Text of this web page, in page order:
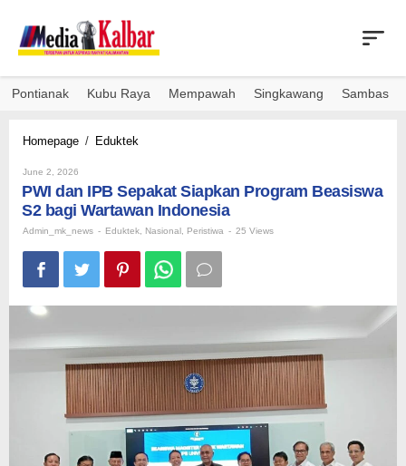
content
Pontianak Kubu Raya Mempawah Singkawang Sambas
Homepage / Eduktek
Sepakat
Siapkan
Beasiswa
S2
bagi
Wartawan
Indonesia
June 2, 2026
PWI dan IPB Sepakat Siapkan Program Beasiswa
S2 bagi Wartawan Indonesia
Admin_mk_news - Eduktek Nasional Peristiwa - 25 Views